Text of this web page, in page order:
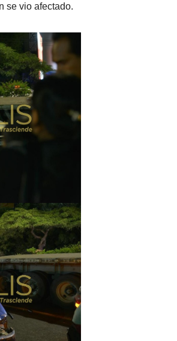
se vio afectado.